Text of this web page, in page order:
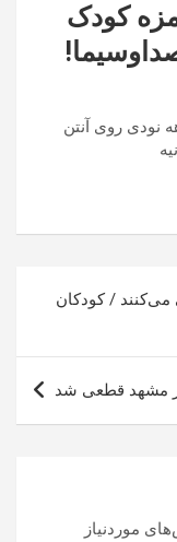
کودک
نودی روی آنتن
می‌کنند / کودکان
در مشهد قطعی شد
موردنیاز